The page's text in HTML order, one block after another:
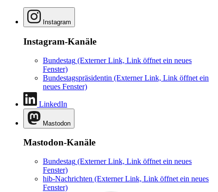
Instagram
Instagram-Kanäle
Bundestag (Externer Link, Link öffnet ein neues
Fenster)
Bundestagspräsidentin (Externer Link, Link öffnet ein
neues Fenster)
LinkedIn
Mastodon
Mastodon-Kanäle
Bundestag (Externer Link, Link öffnet ein neues
Fenster)
hib-Nachrichten (Externer Link, Link öffnet ein neues
Fenster)